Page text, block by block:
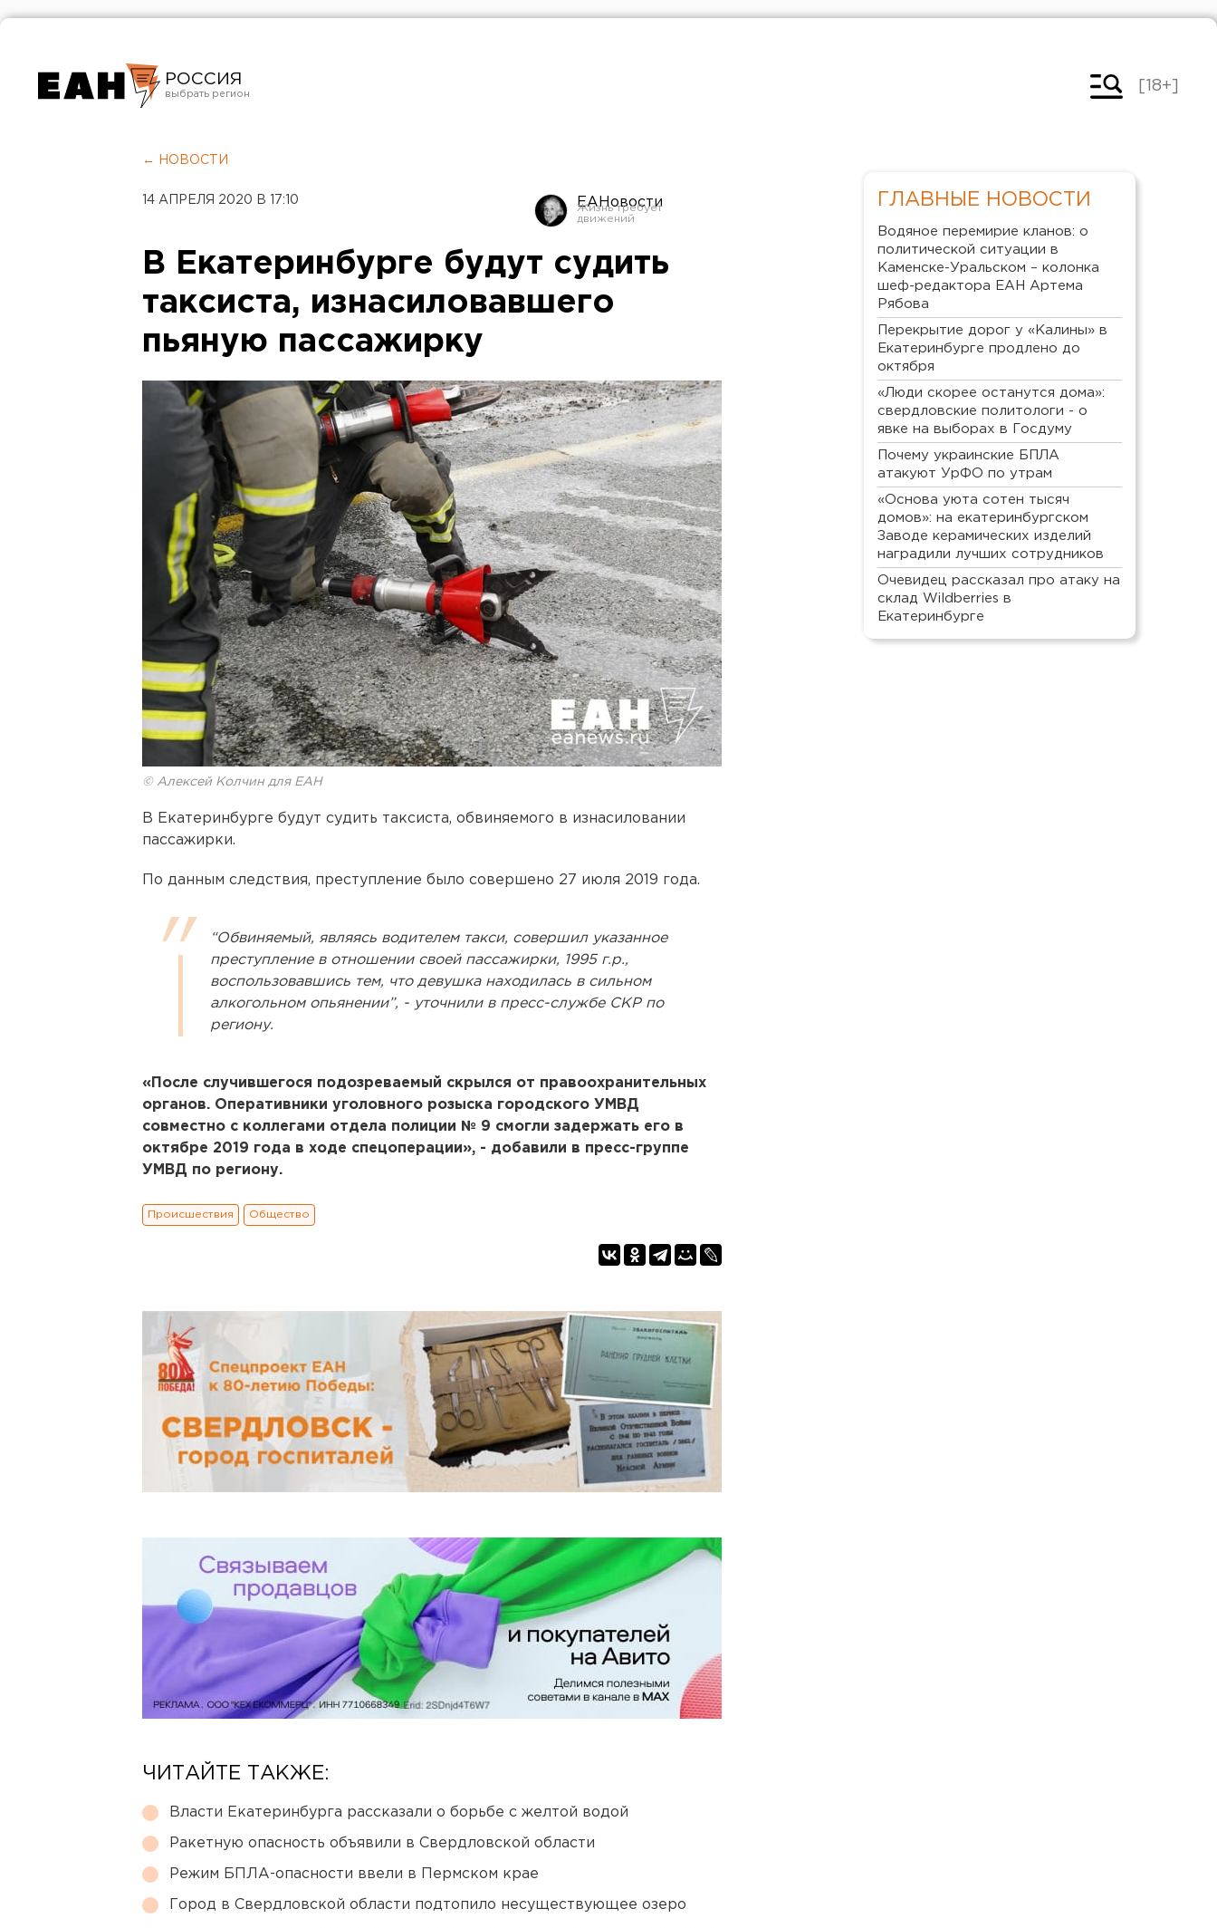
РОССИЯ
Челябинск
[18+]
← НОВОСТИ
14 АПРЕЛЯ 2020 В 17:10 ЕАНовости
В Екатеринбурге будут судить
таксиста, изнасиловавшего
пьяную пассажирку
© Алексей Колчин для ЕАН
В Екатеринбурге будут судить таксиста, обвиняемого в изнасиловании
пассажирки.
По данным следствия, преступление было совершено 27 июля 2019 года.
“Обвиняемый, являясь водителем такси, совершил указанное
преступление в отношении своей пассажирки, 1995 г.р.,
воспользовавшись тем, что девушка находилась в сильном
алкогольном опьянении”, - уточнили в пресс-службе СКР по
региону.
«После случившегося подозреваемый скрылся от правоохранительных
органов. Оперативники уголовного розыска городского УМВД
совместно с коллегами отдела полиции № 9 смогли задержать его в
октябре 2019 года в ходе спецоперации», - добавили в пресс-группе
УМВД по региону.
Происшествия Общество
ЧИТАЙТЕ ТАКЖЕ:
Власти Екатеринбурга рассказали о борьбе с желтой водой
Ракетную опасность объявили в Свердловской области
Режим БПЛА-опасности ввели в Пермском крае
Город в Свердловской области подтопило несуществующее озеро
ГЛАВНЫЕ НОВОСТИ
Водяное перемирие кланов: о
политической ситуации в
Каменске-Уральском – колонка
шеф-редактора ЕАН Артема
Рябова
Перекрытие дорог у «Калины» в
Екатеринбурге продлено до
октября
«Люди скорее останутся дома»:
свердловские политологи - о
явке на выборах в Госдуму
Почему украинские БПЛА
атакуют УрФО по утрам
«Основа уюта сотен тысяч
домов»: на екатеринбургском
Заводе керамических изделий
наградили лучших сотрудников
Очевидец рассказал про атаку на
склад Wildberries в
Екатеринбурге